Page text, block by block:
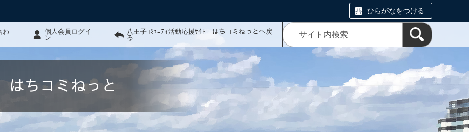
ひらがなをつける
わ
個人会員ログイ
ン
八王子ｺﾐｭﾆﾃｨ活動応援ｻｲﾄ はちコミねっとへ戻
る
はちコミねっと